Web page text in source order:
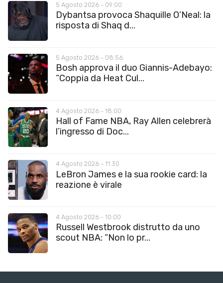
5 Agosto 2026 - 09:00
Dybantsa provoca Shaquille O’Neal: la
risposta di Shaq d...
5 Agosto 2026 - 08:56
Bosh approva il duo Giannis-Adebayo:
“Coppia da Heat Cul...
4 Agosto 2026 - 18:00
Hall of Fame NBA, Ray Allen celebrerà
l’ingresso di Doc...
4 Agosto 2026 - 11:30
LeBron James e la sua rookie card: la
reazione è virale
4 Agosto 2026 - 10:00
Russell Westbrook distrutto da uno
scout NBA: “Non lo pr...